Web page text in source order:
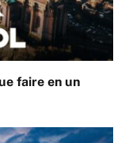
faire en un